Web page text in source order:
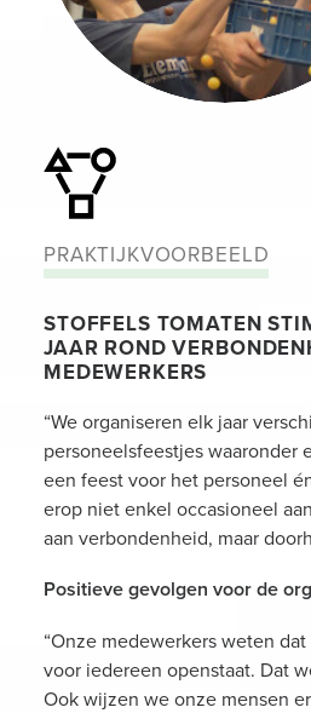
PRAKTIJKVOORBEELD
STOFFELS TOMATEN
JAAR ROND
MEDEWERKERS
“We organiseren elk jaar
personeelsfeestjes waaronder
een feest voor het personeel
erop niet enkel occasioneel
aan verbondenheid, maar
Positieve gevolgen voor de
“Onze medewerkers weten
voor iedereen openstaat. Dat
Ook wijzen we onze mensen